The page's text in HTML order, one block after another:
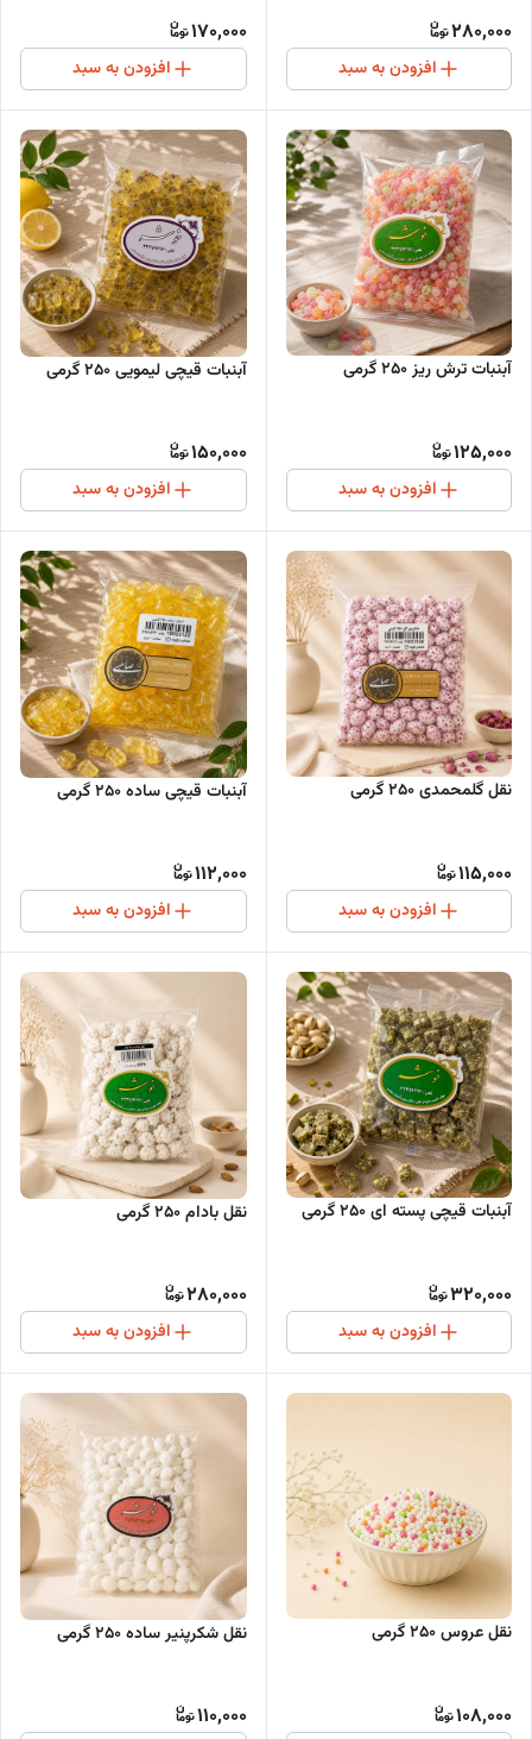
280,000
افزودن به سبد
170,000
افزودن به سبد
آبنبات ترش ریز 250 گرمی
125,000
افزودن به سبد
آبنبات قیچی لیمویی 250 گرمی
150,000
افزودن به سبد
نقل گلمحمدی 250 گرمی
115,000
افزودن به سبد
آبنبات قیچی ساده 250 گرمی
112,000
افزودن به سبد
آبنبات قیچی پسته ای 250 گرمی
320,000
افزودن به سبد
نقل بادام 250 گرمی
280,000
افزودن به سبد
نقل عروس 250 گرمی
108,000
نقل شکرپنیر ساده 250 گرمی
110,000